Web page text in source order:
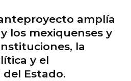
amplía
los mexiquenses y
la
y el
Estado.